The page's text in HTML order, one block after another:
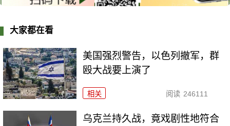
大家都在看
美国强烈警告，以色列撤军，群
殴大战要上演了
相关 阅读 246111
乌克兰持久战，竟戏剧性地符合